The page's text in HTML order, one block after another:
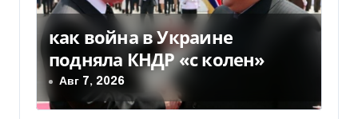
как война в Украине
подняла КНДР «с колен»
Авг 7, 2026